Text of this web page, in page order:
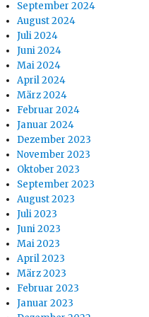
September 2024
August 2024
Juli 2024
Juni 2024
Mai 2024
April 2024
März 2024
Februar 2024
Januar 2024
Dezember 2023
November 2023
Oktober 2023
September 2023
August 2023
Juli 2023
Juni 2023
Mai 2023
April 2023
März 2023
Februar 2023
Januar 2023